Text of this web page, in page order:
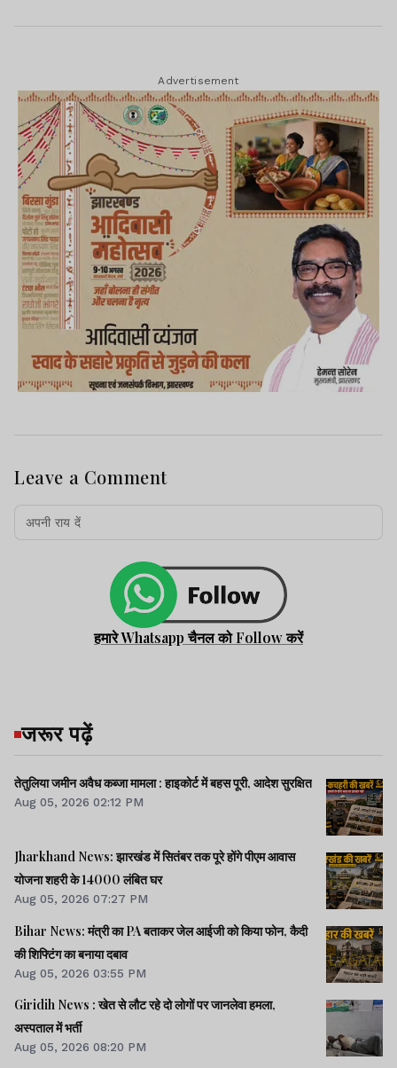
Advertisement
Leave a Comment
हमारे Whatsapp चैनल को Follow करें
जरूर पढ़ें
तेतुलिया जमीन अवैध कब्जा मामला : हाइकोर्ट में बहस पूरी, आदेश सुरक्षित
Aug 05, 2026 02:12 PM
Jharkhand News: झारखंड में सितंबर तक पूरे होंगे पीएम आवास
योजना शहरी के 14000 लंबित घर
Aug 05, 2026 07:27 PM
Bihar News: मंत्री का PA बताकर जेल आईजी को किया फोन, कैदी
की शिफ्टिंग का बनाया दबाव
Aug 05, 2026 03:55 PM
Giridih News : खेत से लौट रहे दो लोगों पर जानलेवा हमला,
अस्पताल में भर्ती
Aug 05, 2026 08:20 PM